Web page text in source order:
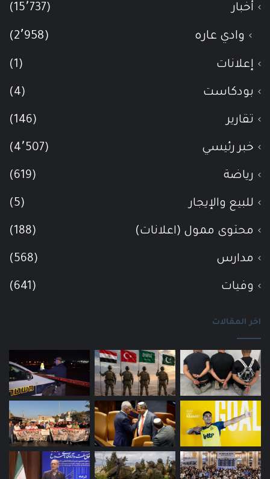
أخبار (15٬737)
وادي عاره (2٬958)
إعلانات (1)
بودكاست (4)
تقارير (146)
خبر رئيسي (4٬507)
رياضة (619)
للبيع والإيجار (5)
محتوى ممول (اعلانات) (188)
مدارس (568)
وفيات (641)
اخر المقالات